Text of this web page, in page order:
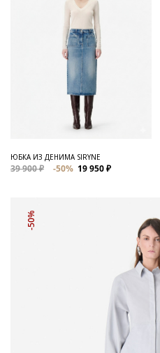
ЮБКА ИЗ ДЕНИМА SIRYNE
39 900 ₽ -50% 19 950 ₽
-50%